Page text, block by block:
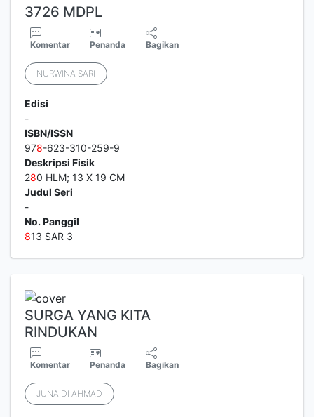
3726 MDPL
Komentar Penanda Bagikan
NURWINA SARI
Edisi
-
ISBN/ISSN
978-623-310-259-9
Deskripsi Fisik
280 HLM; 13 X 19 CM
Judul Seri
-
No. Panggil
813 SAR 3
SURGA YANG KITA
RINDUKAN
Komentar Penanda Bagikan
JUNAIDI AHMAD